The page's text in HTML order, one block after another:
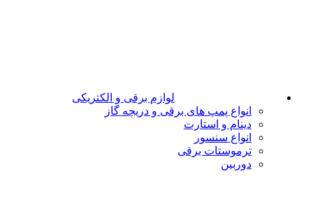
لوازم برقی و الکتریکی
انواع پمپ های برقی و دریچه گاز
دینام و استارت
انواع سنسور
ترموستات برقی
دوربین